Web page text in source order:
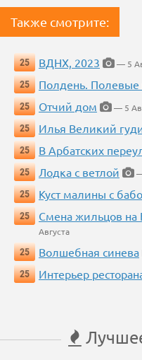
Также смотрите:
25 ВДНХ, 2023
— 5
25
Полдень. Полевые
25
Отчий дом
— 5
25
Илья Великий
25
В Арбатских
25
Лодка с ветлой
25
Куст малины с
25
Смена жильцов на
Августа
25
Волшебная синева
25
Интерьер